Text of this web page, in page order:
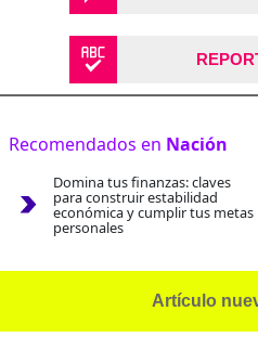
Recomendados en Nación
Domina tus finanzas: claves
para construir estabilidad
económica y cumplir tus metas
personales
Artículo